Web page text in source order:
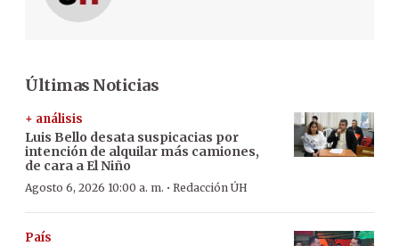
Últimas Noticias
+ análisis
Luis Bello desata suspicacias por
intención de alquilar más camiones,
de cara a El Niño
Agosto 6, 2026 10:00 a. m. · Redacción ÚH
País